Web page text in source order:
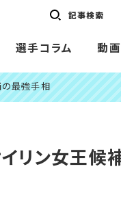
選手コラム 動
記事検索
の最強手相
リン女王候